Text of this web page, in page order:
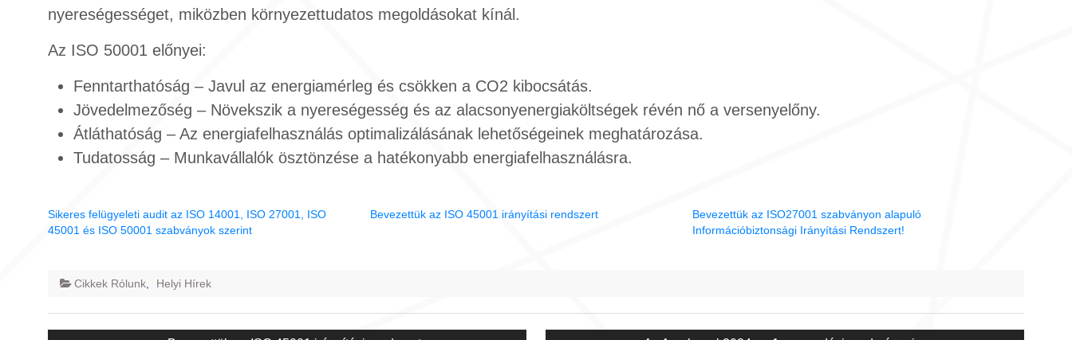
nyereségességet, miközben környezettudatos megoldásokat kínál.
Az ISO 50001 előnyei:
Fenntarthatóság – Javul az energiamérleg és csökken a CO2 kibocsátás.
Jövedelmezőség – Növekszik a nyereségesség és az alacsonyenergiaköltségek révén nő a versenyelőny.
Átláthatóság – Az energiafelhasználás optimalizálásának lehetőségeinek meghatározása.
Tudatosság – Munkavállalók ösztönzése a hatékonyabb energiafelhasználásra.
Sikeres felügyeleti audit az ISO 14001, ISO 27001, ISO
45001 és ISO 50001 szabványok szerint
Bevezettük az ISO 45001 irányítási rendszert
Bevezettük az ISO27001 szabványon alapuló
Információbiztonsági Irányítási Rendszert!
Cikkek Rólunk Helyi Hírek
Bejegyzés